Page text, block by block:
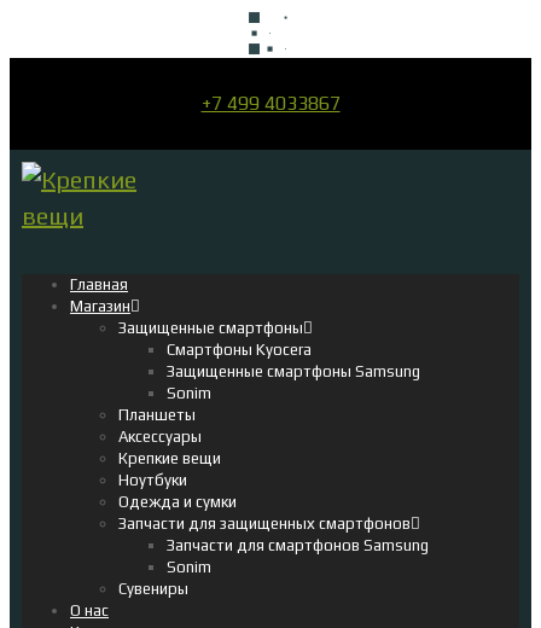
+7 499 4033867
Главная
Магазин
Защищенные смартфоны
Смартфоны Kyocera
Защищенные смартфоны Samsung
Sonim
Планшеты
Аксессуары
Крепкие вещи
Ноутбуки
Одежда и сумки
Запчасти для защищенных смартфонов
Запчасти для смартфонов Samsung
Sonim
Сувениры
О нас